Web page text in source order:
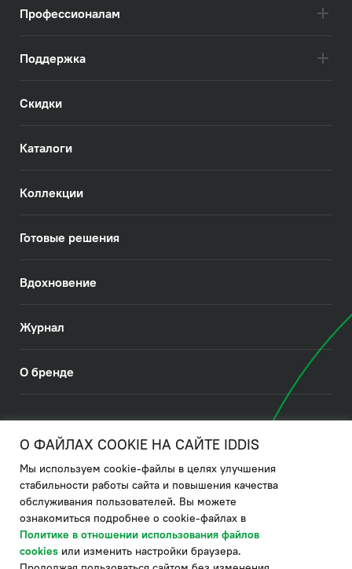
Профессионалам
Поддержка
Скидки
Каталоги
Коллекции
Готовые решения
Вдохновение
Журнал
О бренде
Политика в отношении использования файлов cookies
Политика обработки ПДн
Политика в области управления цепочкой поставки
по системе "НСЛС"
О ФАЙЛАХ COOKIE НА САЙТЕ IDDIS
Мы используем cookie-файлы в целях улучшения
стабильности работы сайта и повышения качества
обслуживания пользователей. Вы можете
ознакомиться подробнее о cookie-файлах в
Политике в отношении использования файлов
cookies или изменить настройки браузера.